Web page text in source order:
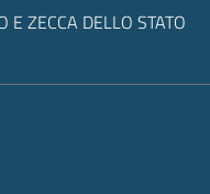
E ZECCA DELLO STATO